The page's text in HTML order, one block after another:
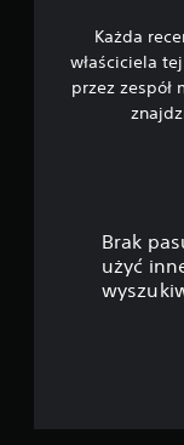
Każda
właściciela
przez zespół
Brak
użyć